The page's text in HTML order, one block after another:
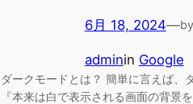
6月 18, 2024—by
adminin Google
ダークモードとは？ 簡単に言えば、
『本来は白で表示される画面の背景